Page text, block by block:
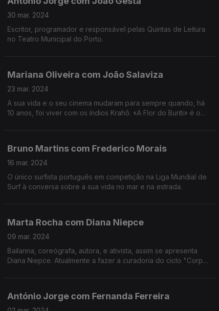
30 mar. 2024
Escritor, programador e responsável pelas Quintas de Leitura
no Teatro Municipal do Porto.
Mariana Oliveira com João Salaviza
23 mar. 2024
A sua vida e o seu cinema mudaram para sempre quando, há
10 anos, foi viver com os índios Krahô. «A Flor do Buriti» é o
Bruno Martins com Frederico Morais
16 mar. 2024
O único surfista português em competição na Liga Mundial de
Surf à conversa sobre a sua vida no mar e na estrada.
Marta Rocha com Diana Niepce
09 mar. 2024
Bailarina, coreógrafa, autora, e ativista, assim se apresenta
Diana Niepce. Atualmente a fazer a curadoria do ciclo "Corpos
António Jorge com Fernanda Ferreira